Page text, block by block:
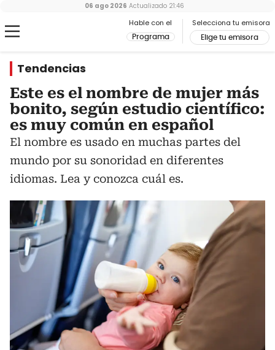
Hable con el
Programa
Selecciona tu emisora
Elige tu emisora
06 ago 2026 Actualizado 21:46
Tendencias
Este es el nombre de mujer más
bonito, según estudio científico:
es muy común en español
El nombre es usado en muchas partes del
mundo por su sonoridad en diferentes
idiomas. Lea y conozca cuál es.